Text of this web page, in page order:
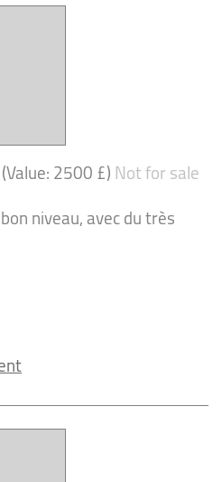
(Value: 2500 £)Not for sale
niveau, avec du très